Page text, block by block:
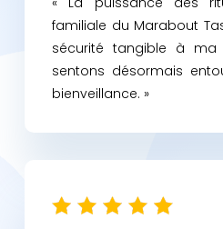
familiale du Marabout
sécurité tangible à ma
sentons désormais
bienveillance. »